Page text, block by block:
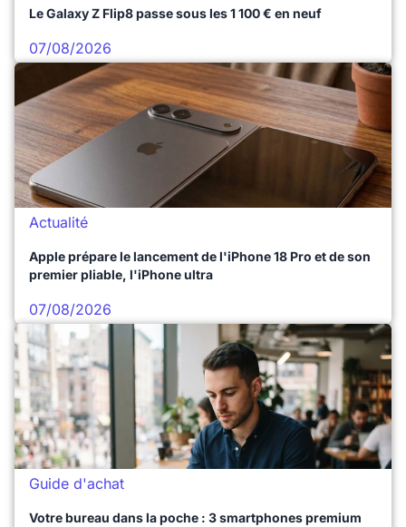
Le Galaxy Z Flip8 passe sous les 1 100 € en neuf
07/08/2026
Actualité
Apple prépare le lancement de l'iPhone 18 Pro et de son
premier pliable, l'iPhone ultra
07/08/2026
Guide d'achat
Votre bureau dans la poche : 3 smartphones premium